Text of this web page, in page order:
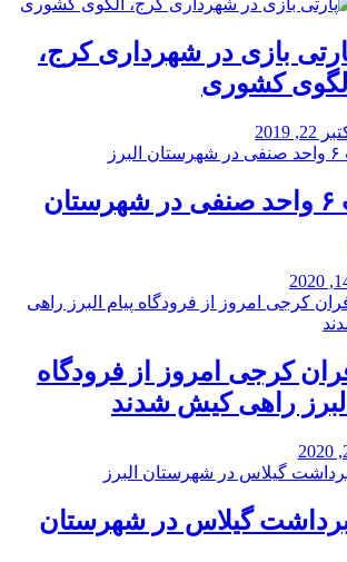
بازی در شهرداری کرج،
الگوی کشوری
22, 2019
پلمب ۶ واحد صنفی در شهرستان
کرجی امروز از فرودگاه
البرز راهی کیش شدند
برداشت گیلاس در شهرستان